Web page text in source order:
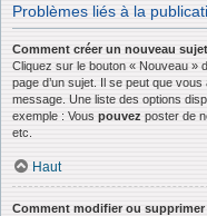
Problèmes liés à la
Comment créer un nouveau
Cliquez sur le bouton « Nouveau »
page d’un sujet. Il se peut que
message. Une liste des options
exemple : Vous pouvez poster de
etc.
Haut
Comment modifier ou supprimer